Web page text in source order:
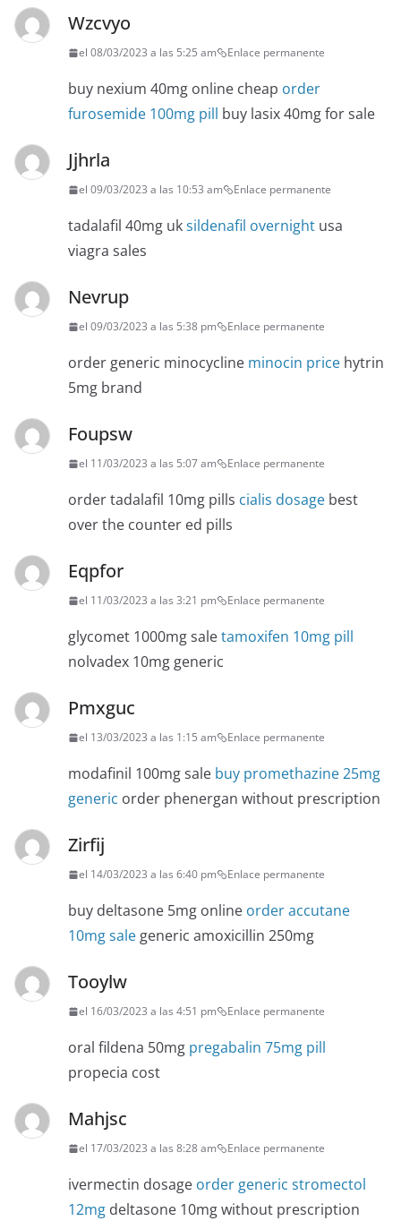
Wzcvyo
el 08/03/2023 a las 5:25 am Enlace permanente
buy nexium 40mg online cheap order
furosemide 100mg pill buy lasix 40mg for sale
Jjhrla
el 09/03/2023 a las 10:53 am Enlace permanente
tadalafil 40mg uksildenafil overnight usa
viagra sales
Nevrup
el 09/03/2023 a las 5:38 pm Enlace permanente
order generic minocycline minocin price hytrin
5mg brand
Foupsw
el 11/03/2023 a las 5:07 am Enlace permanente
order tadalafil 10mg pills cialis dosage best
over the counter ed pills
Eqpfor
el 11/03/2023 a las 3:21 pm Enlace permanente
glycomet 1000mg saletamoxifen 10mg pill
nolvadex 10mg generic
Pmxguc
el 13/03/2023 a las 1:15 am Enlace permanente
modafinil 100mg sale buy promethazine 25mg
generic order phenergan without prescription
Zirfij
el 14/03/2023 a las 6:40 pm Enlace permanente
buy deltasone 5mg online order accutane
10mg sale generic amoxicillin 250mg
Tooylw
el 16/03/2023 a las 4:51 pm Enlace permanente
oral fildena 50mg pregabalin 75mg pill
propecia cost
Mahjsc
el 17/03/2023 a las 8:28 am Enlace permanente
ivermectin dosage order generic stromectol
12mg deltasone 10mg without prescription